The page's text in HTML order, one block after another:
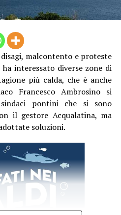
quota 1.864, quattro
Un bilancio che non
morti per il caldo nel
– ad oggi – il quadro ancora
Garullomalcontento e proteste
interessato diverse zone di
più calda, che è anche
Francesco Ambrosino si
pontini che si sono
il gestore Acqualatina, ma
soluzioni.